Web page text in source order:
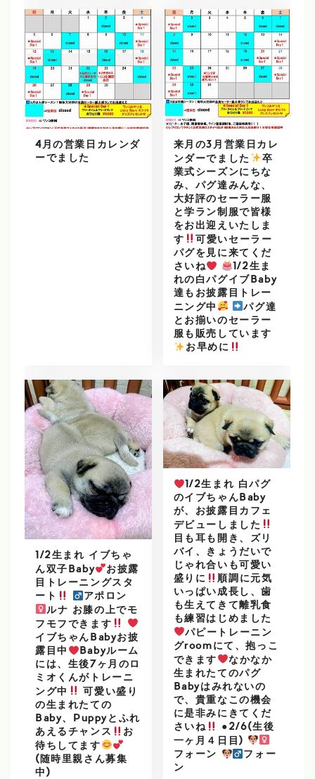
4月の営業日カレンダ
ーでました
来月の3月営業日カレ
ンダーでました
️卒
業式シーズンにちな
み、パグ達みんな、
大好評のセーラー服
と学ラン制服で皆様
をお出迎えいたしま
す
可愛いセーラー
パグを見に来てくだ
さいね
1/2生ま
れの白パグイブBaby
達もお披露目トレー
ニング中
パグ達
とお揃いのセーラー
服も販売しています
お早めに
1/2生まれ イブちゃ
ん双子Baby
お披露
目トレーニングスタ
ート
アポロン
ルナ お膝の上でモ
フモフできます
イブちゃんBabyお披
露目中
Babyルーム
には、生後7ヶ月のロ
ミオくんがトレーニ
ング中
可愛い盛り
の生まれたての
Baby、Puppyとふれ
あえるチャンス
お
待ちしてます
(随時里親さん募集
中)
1/2生まれ 白パグ
のイブちゃんBaby
が、お披露目カフェ
デビューしました
目も耳も開き、ズリ
バイ、きょうだいで
じゃれ合いも可愛い
盛りに
順調に元気
いっぱい成長し、歯
も生えてきて離乳食
も練習はじめました
パピートレーニン
グroomにて、抱っこ
できます
なかなか
生まれたてのパグ
Babyはみれないの
で、貴重なこの機会
に是非みにきてくだ
さいね
●2/6(生後
一ヶ月４日目)
フォーン
フォー
ン